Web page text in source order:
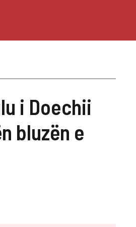
i Doechii
bluzën e